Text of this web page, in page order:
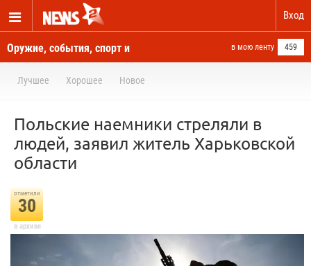
Вход
Оружие, события, спорт и
новости отовсюду
в мою ленту 459
Лучшее Хорошее Новое
Польские наемники стреляли в
людей, заявил житель Харьковской
области
отметили
30
в архиве